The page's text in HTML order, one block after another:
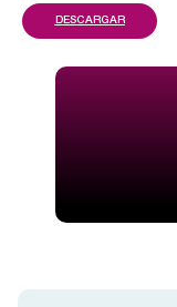
DESCARGAR